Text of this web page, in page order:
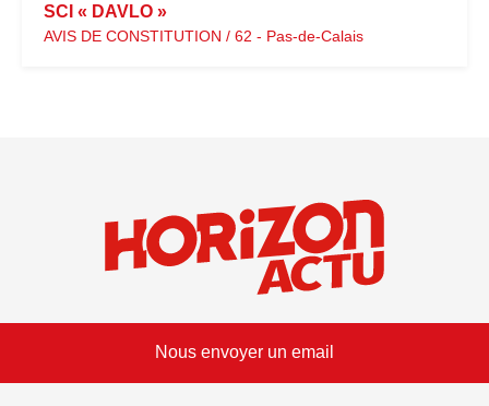
SCI « DAVLO »
AVIS DE CONSTITUTION / 62 - Pas-de-Calais
Nous envoyer un email